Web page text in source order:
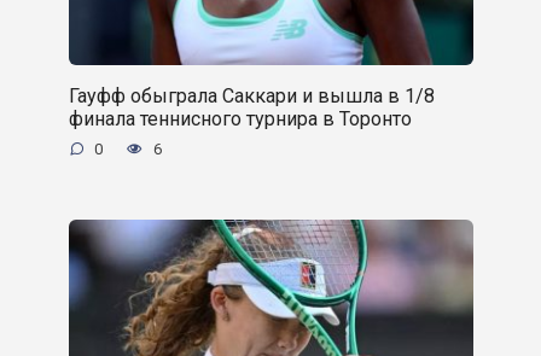
Гауфф обыграла Саккари и вышла в 1/8
финала теннисного турнира в Торонто
0 6